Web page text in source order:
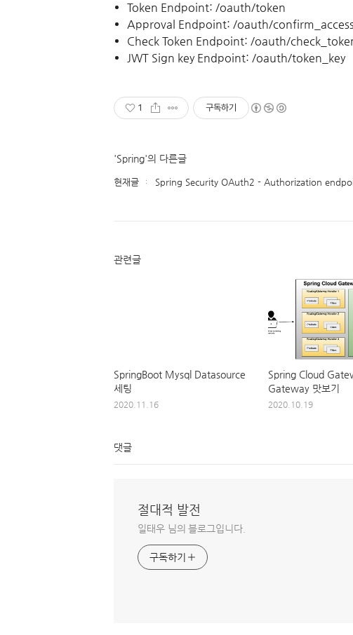
Token Endpoint: /oauth/token
Approval Endpoint: /oauth/
Check Token Endpoint: /oauth/
JWT Sign key Endpoint: /oauth/token_key
1 구독하기
'Spring'의 다른글
현재글 Spring Security OAuth2 - Authorization
관련글
SpringBoot Mysql Datasource
세팅
2020.11.16
Spring Cloud
Gateway 맛보기
2020.10.19
댓글
절대적 발전
일태우 님의 블로그입니다.
구독하기